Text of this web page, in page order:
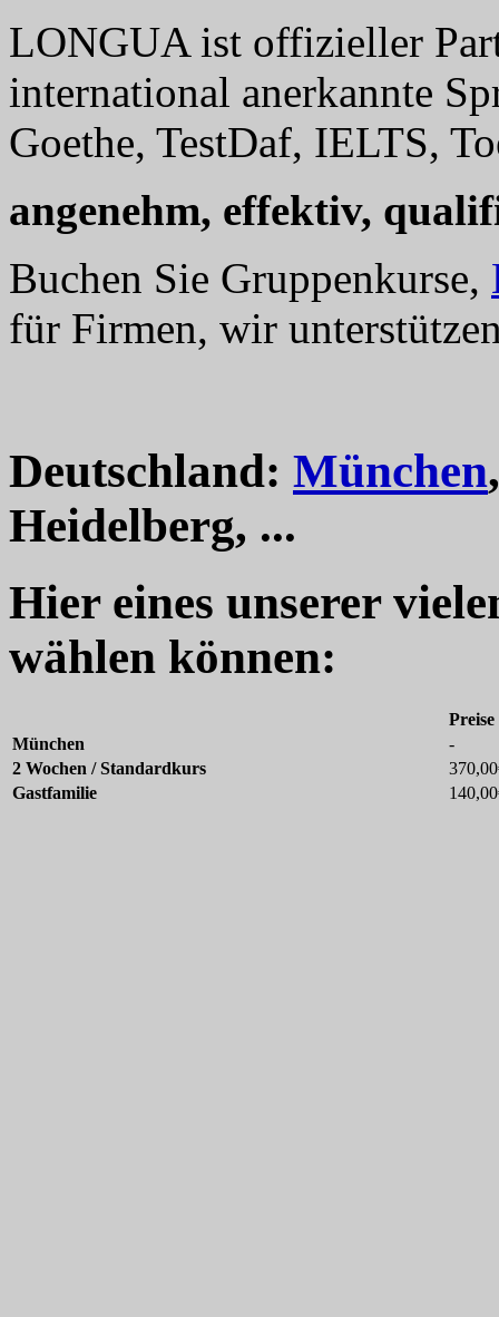
LONGUA ist offizieller
international anerkannte
Goethe, TestDaf, IELTS,
angenehm, effektiv,
Buchen Sie Gruppenkurse,
für Firmen, wir
Deutschland: München
Heidelberg, ...
Hier eines unserer
wählen können:
Preise
München
-
2 Wochen / Standardkurs
Gastfamilie